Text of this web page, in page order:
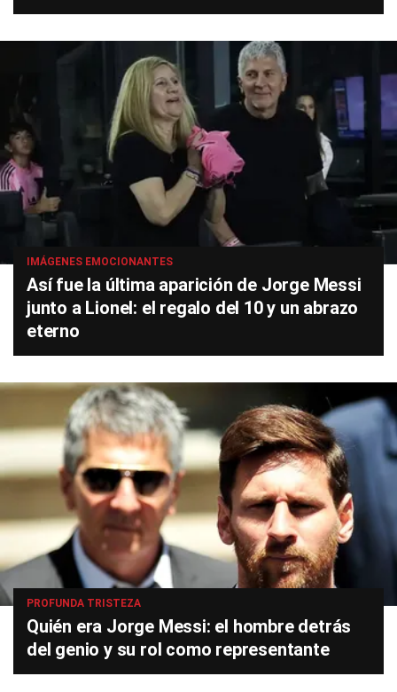
IMÁGENES EMOCIONANTES
Así fue la última aparición de Jorge Messi
junto a Lionel: el regalo del 10 y un abrazo
eterno
PROFUNDA TRISTEZA
Quién era Jorge Messi: el hombre detrás
del genio y su rol como representante